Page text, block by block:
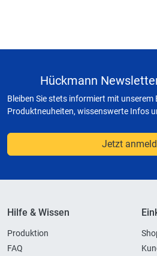
Hückmann
Bleiben Sie stets informiert mit
Produktneuheiten, wissenswerte Infos
Jetzt
Hilfe & Wissen
Produktion
FAQ